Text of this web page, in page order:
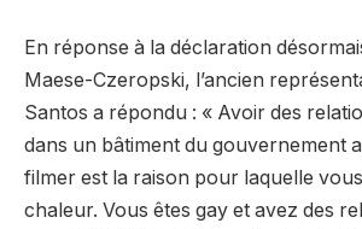
En réponse à la déclaration
Maese-Czeropski, l’ancien
Santos a répondu : « Avoir des
dans un bâtiment du gouvernement
filmer est la raison pour laquelle
chaleur. Vous êtes gay et avez des